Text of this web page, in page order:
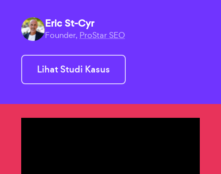
Eric St-Cyr
Founder, ProStar SEO
Lihat Studi Kasus